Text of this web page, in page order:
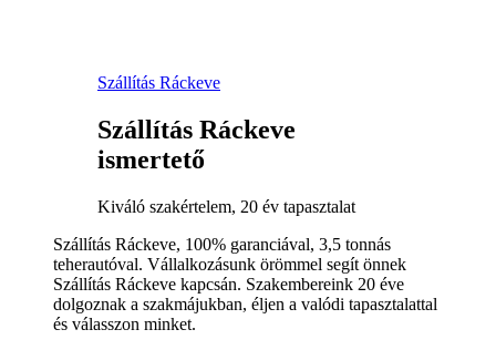
Szállítás Ráckeve
Szállítás Ráckeve
ismertető
Kiváló szakértelem, 20 év tapasztalat
Szállítás Ráckeve, 100% garanciával, 3,5 tonnás
teherautóval. Vállalkozásunk örömmel segít önnek
Szállítás Ráckeve kapcsán. Szakembereink 20 éve
dolgoznak a szakmájukban, éljen a valódi tapasztalattal
és válasszon minket.